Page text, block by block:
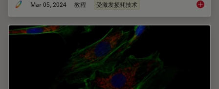
Mar 05, 2024 教程 受激发损耗技术 STED